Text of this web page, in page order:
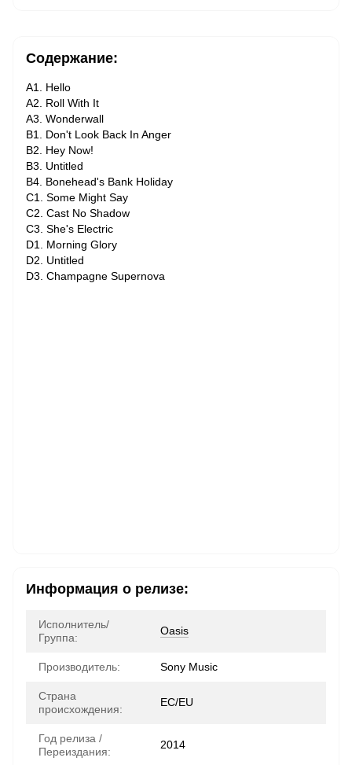
Содержание:
A1. Hello
A2. Roll With It
A3. Wonderwall
B1. Don't Look Back In Anger
B2. Hey Now!
B3. Untitled
B4. Bonehead's Bank Holiday
C1. Some Might Say
C2. Cast No Shadow
C3. She's Electric
D1. Morning Glory
D2. Untitled
D3. Champagne Supernova
Информация о релизе:
Исполнитель/
Группа:
Oasis
Производитель: Sony Music
Страна
происхождения:
ЕС/EU
Год релиза /
Переиздания:
2014